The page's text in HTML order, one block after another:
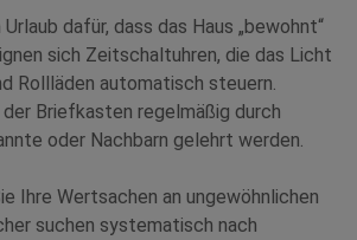
dafür, dass das Haus „bewohnt“
sich Zeitschaltuhren, die das Licht
Rollläden automatisch steuern.
Briefkasten regelmäßig durch
oder Nachbarn gelehrt werden.
Ihre Wertsachen an ungewöhnlichen
suchen systematisch nach